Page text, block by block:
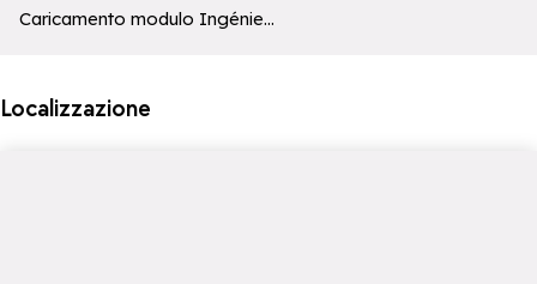
a11y_module_ingenie_texte
Caricamento modulo Ingénie...
Localizzazione